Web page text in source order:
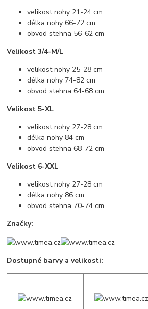
velikost nohy 21-24 cm
délka nohy 66-72 cm
obvod stehna 56-62 cm
Velikost 3/4-M/L
velikost nohy 25-28 cm
délka nohy 74-82 cm
obvod stehna 64-68 cm
Velikost 5-XL
velikost nohy 27-28 cm
délka nohy 84 cm
obvod stehna 68-72 cm
Velikost 6-XXL
velikost nohy 27-28 cm
délka nohy 86 cm
obvod stehna 70-74 cm
Značky:
Dostupné barvy a velikosti: